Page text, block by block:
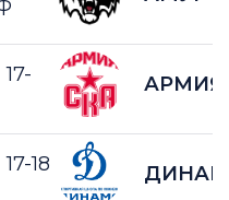
АРМИЯ
18